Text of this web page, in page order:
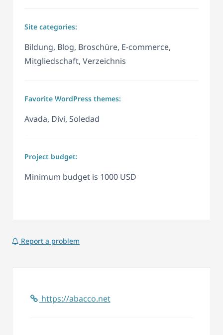
Site categories:
Bildung, Blog, Broschüre, E-commerce,
Mitgliedschaft, Verzeichnis
Favorite WordPress themes:
Avada, Divi, Soledad
Project budget:
Minimum budget is 1000 USD
Report a problem
https://abacco.net